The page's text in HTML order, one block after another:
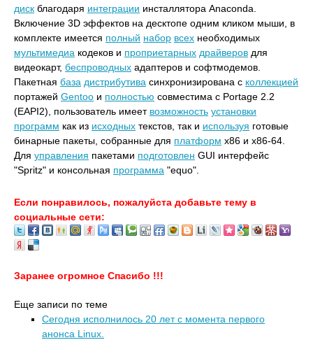
диск благодаря интеграции инсталлятора Anacondа.
Включение 3D эффектов на десктопе одним кликом мыши, в
комплекте имеется полный набор всех необходимых
мультимедиа кодеков и проприетарных драйверов для
видеокарт, беспроводных адаптеров и софтмодемов.
Пакетная база дистрибутива синхронизирована с коллекцией
портажей Gentoo и полностью совместима с Portage 2.2
(EAPI2), пользователь имеет возможность установки
программ как из исходных текстов, так и используя готовые
бинарные пакеты, собранные для платформ x86 и x86-64.
Для управления пакетами подготовлен GUI интерфейс
"Spritz" и консольная программа "equo".
Если понравилось, пожалуйста добавьте тему в
социальные сети:
Заранее огромное Спасибо !!!
Еще записи по теме
Сегодня исполнилось 20 лет с момента первого
анонса Linux.